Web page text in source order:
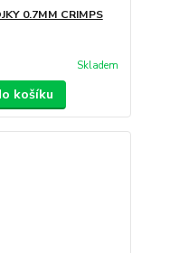
0.7MM CRIMPS
Skladem
košíku